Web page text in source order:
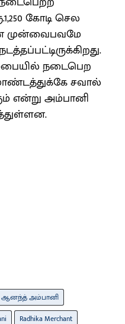
கோடி செல
முன்வைபவமே
நடைபெற
சவால்
என்று அம்பானி
ஆனந்த் அம்பானி
Radhika Merchant